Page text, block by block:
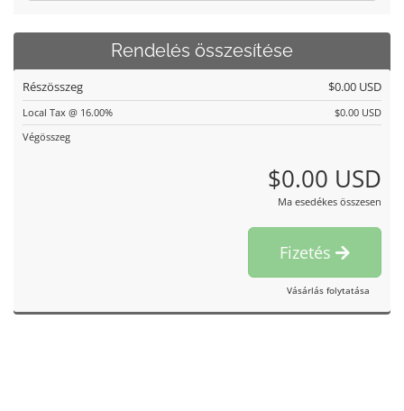
Rendelés összesítése
Részösszeg $0.00 USD
Local Tax @ 16.00%
$0.00 USD
Végösszeg
$0.00 USD
Ma esedékes összesen
Fizetés
Vásárlás folytatása